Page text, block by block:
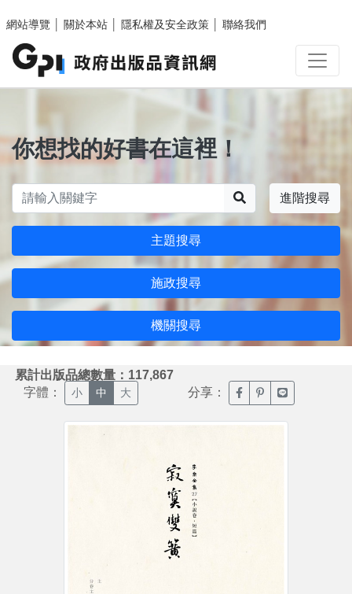
網站導覽
關於本站 隱私權及安全政策 聯絡我們
你想找的好書在這裡！
進階搜尋
主題搜尋
施政搜尋
機關搜尋
累計出版品總數量：117,867
字體： 小 中 大 分享： 臉書分享(另開新視窗)
噗浪分享(另開新
Line分享(另